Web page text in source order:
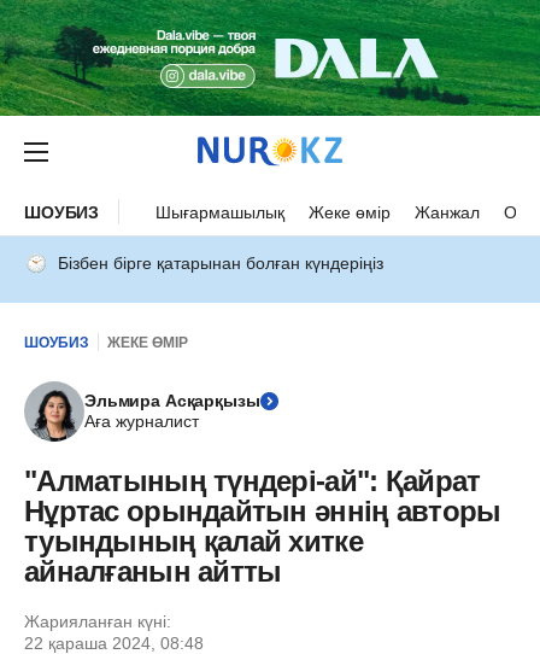
ШОУБИЗ Шығармашылық Жеке өмір Жанжал
Бізбен бірге қатарынан болған күндеріңіз
ШОУБИЗ ЖЕКЕ ӨМІР
Эльмира Асқарқызы
Аға журналист
"Алматының түндері-ай": Қайрат
Нұртас орындайтын әннің авторы
туындының қалай хитке
айналғанын айтты
Жарияланған күні:
22 қараша 2024, 08:48